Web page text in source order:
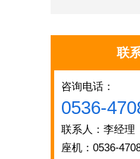
联
咨询电话：
0536-
联系人：李经理
座机：0536-